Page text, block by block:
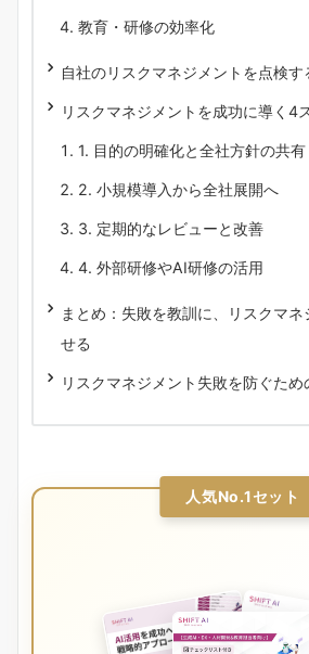
教育・研修の効率化
自社のリスクマネジメントを点検す
リスクマネジメントを成功に導く4
1. 目的の明確化と全社方針の共有
2. 小規模導入から全社展開へ
3. 定期的なレビューと改善
4. 外部研修やAI研修の活用
まとめ：失敗を教訓に、リスクマネ
せる
リスクマネジメント失敗を防ぐため
人気No.1セット